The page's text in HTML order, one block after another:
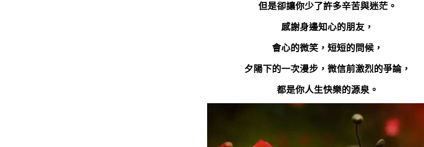
但是卻讓你少了許多辛苦與迷茫。
感謝身邊知心的朋友，
會心的微笑，短短的問候，
夕陽下的一次漫步，微信前激烈的爭論，
都是你人生快樂的源泉。